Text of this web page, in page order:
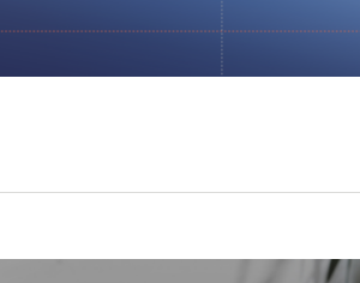
Spenden - Gesunde Luft